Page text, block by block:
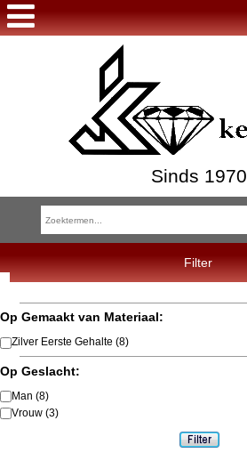
Sinds 1970
Filter
Op Gemaakt van Materiaal:
Zilver Eerste Gehalte (8)
Op Geslacht:
Man (8)
Vrouw (3)